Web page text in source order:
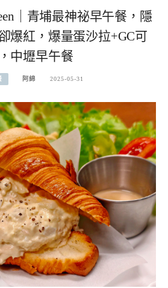
｜青埔最神祕早午餐，隱
爆紅，爆量蛋沙拉+GC可
中壢早午餐
阿綿 2025-05-31